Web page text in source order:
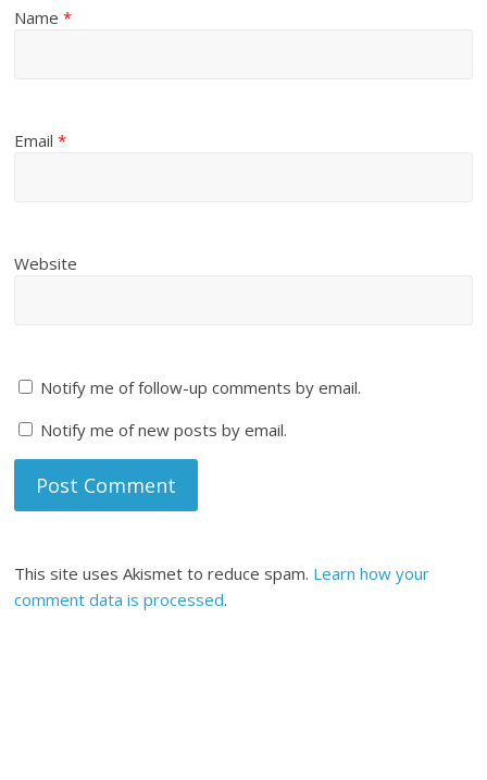
Name*
Email*
Website
Notify me of follow-up comments by email.
Notify me of new posts by email.
This site uses Akismet to reduce spam. Learn how your
comment data is processed.